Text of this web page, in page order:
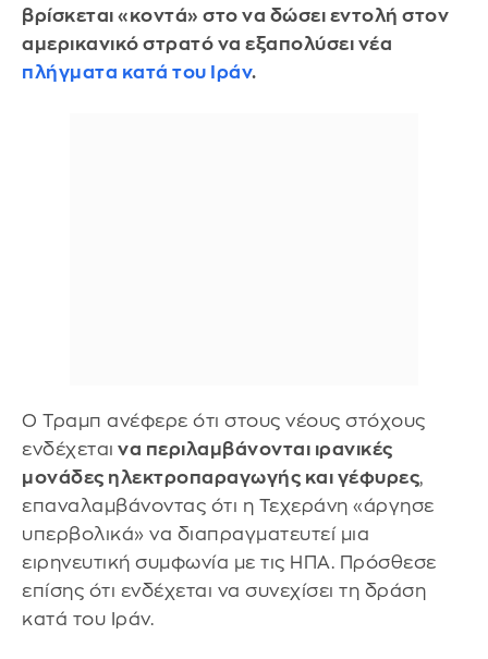
βρίσκεται «κοντά» στο να δώσει εντολή στον
αμερικανικό στρατό να εξαπολύσει νέα
πλήγματα κατά του Ιράν.
Ο Τραμπ ανέφερε ότι στους νέους στόχους
ενδέχεται να περιλαμβάνονται ιρανικές
μονάδες ηλεκτροπαραγωγής και γέφυρες,
επαναλαμβάνοντας ότι η Τεχεράνη «άργησε
υπερβολικά» να διαπραγματευτεί μια
ειρηνευτική συμφωνία με τις ΗΠΑ. Πρόσθεσε
επίσης ότι ενδέχεται να συνεχίσει τη δράση
κατά του Ιράν.